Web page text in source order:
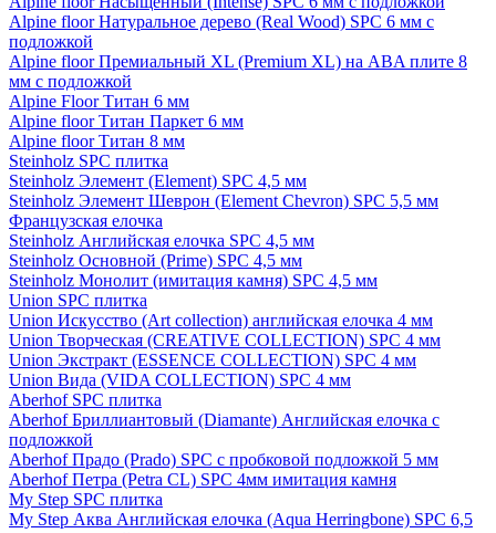
Alpine floor Натуральное дерево (Real Wood) SPC 6 мм с
подложкой
Alpine floor Премиальный XL (Premium XL) на ABA плите 8
мм с подложкой
Alpine Floor Титан 6 мм
Alpine floor Титан Паркет 6 мм
Alpine floor Титан 8 мм
Steinholz SPC плитка
Steinholz Элемент (Element) SPC 4,5 мм
Steinholz Элемент Шеврон (Element Chevron) SPC 5,5 мм
Французская елочка
Steinholz Английская елочка SPC 4,5 мм
Steinholz Основной (Prime) SPC 4,5 мм
Steinholz Монолит (имитация камня) SPC 4,5 мм
Union SPC плитка
Union Искусство (Art collection) английская елочка 4 мм
Union Творческая (CREATIVE COLLECTION) SPC 4 мм
Union Экстракт (ESSENCE COLLECTION) SPC 4 мм
Union Вида (VIDA COLLECTION) SPC 4 мм
Aberhof SPC плитка
Aberhof Бриллиантовый (Diamante) Английская елочка с
подложкой
Aberhof Прадо (Prado) SPC с пробковой подложкой 5 мм
Aberhof Петра (Petra CL) SPC 4мм имитация камня
My Step SPC плитка
My Step Аква Английская елочка (Aqua Herringbone) SPC 6,5